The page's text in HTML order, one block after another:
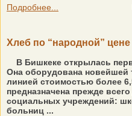
Подробнее...
Хлеб по “народной” цене
В Бишкеке открылась
Она оборудована новейшей
линией стоимостью более
предназначена прежде
социальных учреждений:
больниц ...